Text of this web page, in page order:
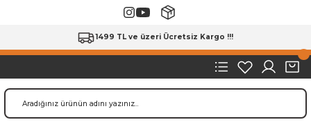
1499 TL ve üzeri Ücretsiz Kargo !!!